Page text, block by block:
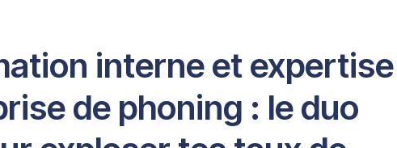
interne et expertise
de phoning : le duo